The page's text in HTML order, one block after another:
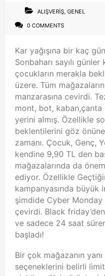
ALIŞVERIŞ, GENEL
0 COMMENTS
Kar yağışına bir kaç
Sonbaharı sayılı
çocukların merakla
üzere. Tüm
manzarasına cevirdi.
mont, bot,
yerini almış. Özellikle
beklentilerini göz
zamanı. Çocuk, Genç,
kendine 9,90 TL den
mağazalarında da
ediyor. Özellikle
kampanyasında büyük
şimdide Cyber Monday
çevirdi. Black
ve sadece 24 saat
başladı!
Bir çok mağazanın
seçeneklerini belirli